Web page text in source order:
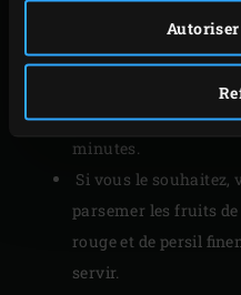
Faites sécher les
votre abri de jardin
ou bien enveloppez-
passez-les au four
minutes.
Si vous le souhaitez,
parsemer les fruits
rouge et de persil
servir.